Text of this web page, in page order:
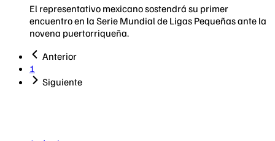
El representativo mexicano sostendrá su primer
encuentro en la Serie Mundial de Ligas Pequeñas ante la
novena puertorriqueña.
Anterior
1
Siguiente